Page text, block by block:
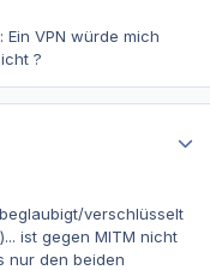
VPN würde mich
?
verschlüsselt
ist gegen MITM nicht
nur den beiden